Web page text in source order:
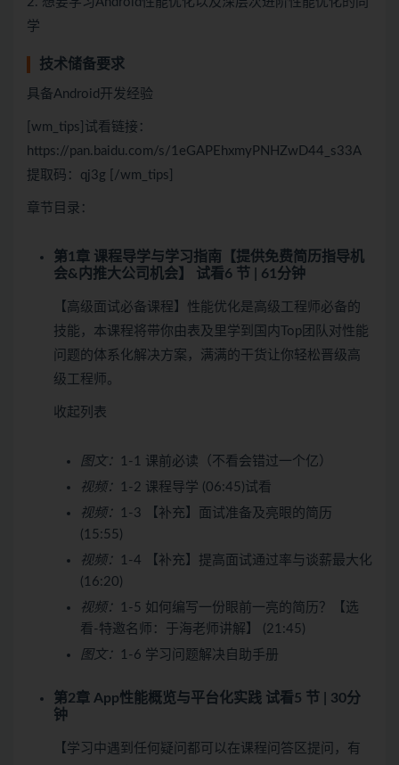
学
技术储备要求
具备Android开发经验
[wm_tips]试看链接：
https://pan.baidu.com/s/1eGAPEhxmyPNHZwD44_s33A
提取码：qj3g [/wm_tips]
章节目录：
第1章 课程导学与学习指南【提供免费简历指导机
会&内推大公司机会】 试看6 节 | 61分钟
【高级面试必备课程】性能优化是高级工程师必备的
技能，本课程将带你由表及里学到国内Top团队对性能
问题的体系化解决方案，满满的干货让你轻松晋级高
级工程师。
收起列表
图文：
1-1 课前必读（不看会错过一个亿）
视频：
1-2 课程导学 (06:45)试看
视频：
1-3 【补充】面试准备及亮眼的简历
(15:55)
视频：
1-4 【补充】提高面试通过率与谈薪最大化
(16:20)
视频：
1-5 如何编写一份眼前一亮的简历？【选
看-特邀名师：于海老师讲解】 (21:45)
图文：
1-6 学习问题解决自助手册
第2章 App性能概览与平台化实践 试看5 节 | 30分
钟
【学习中遇到任何疑问都可以在课程问答区提问，有